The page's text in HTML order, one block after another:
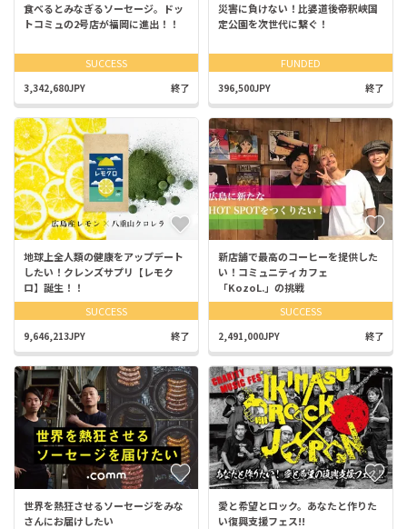
食べるとみなぎるソーセージ。ドッ
トコミュの2号店が福岡に進出！！
SUCCESS
3,342,680JPY 終了
災害に負けない！比婆道後帝釈峡国
定公園を次世代に繋ぐ！
FUNDED
396,500JPY 終了
地球上全人類の健康をアップデート
したい！クレンズサプリ【レモク
ロ】誕生！！
SUCCESS
9,646,213JPY 終了
新店舗で最高のコーヒーを提供した
い！コミュニティカフェ
「KozoL.」の挑戦
SUCCESS
2,491,000JPY 終了
世界を熱狂させるソーセージをみな
さんにお届けしたい
愛と希望とロック。あなたと作りた
い復興支援フェス!!